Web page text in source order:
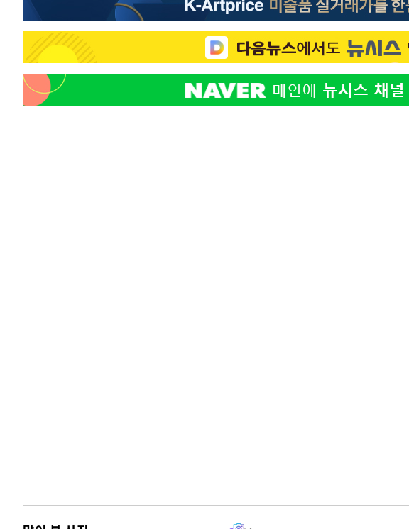
25분 전 >
백운산서 80년근 천종산삼 9뿌리 발견…감정가 1.3억원
1시간 전 >선재도서 해루질 나섰다 실종 60대, 닷새 만에 숨진 채 발견
1시간 전 > 남자 농구, 나고야 아시안게임서 '홈팀' 일본과 한일전
1시간 전 >여수 오동도 해상서 모터보트 전복…1명 사망·1명 실종
2시간 전 >
극한폭염 한풀 꺾이지만…'낮 최고 35도' 무더위, 열대야 계속[다음주
날씨]